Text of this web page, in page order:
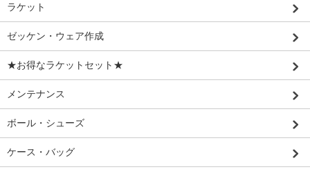
ラケット
ゼッケン・ウェア作成
★お得なラケットセット★
メンテナンス
ボール・シューズ
ケース・バッグ